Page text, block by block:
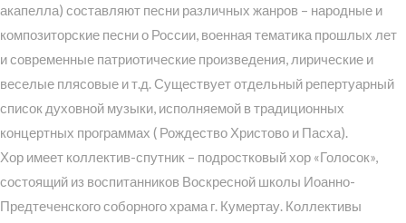
акапелла) составляют песни различных жанров – народные и
композиторские песни о России, военная тематика прошлых лет
и современные патриотические произведения, лирические и
веселые плясовые и т.д. Существует отдельный репертуарный
список духовной музыки, исполняемой в традиционных
концертных программах ( Рождество Христово и Пасха).
Хор имеет коллектив-спутник – подростковый хор «Голосок»,
состоящий из воспитанников Воскресной школы Иоанно-
Предтеченского соборного храма г. Кумертау. Коллективы